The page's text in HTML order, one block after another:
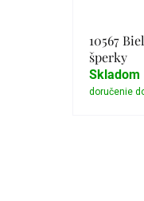
10567
šperky
Skladom